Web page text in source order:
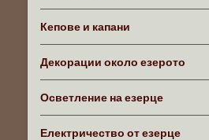
Кепове и капани
Декорации около езерото
Осветление на езерце
Електричество от езерце